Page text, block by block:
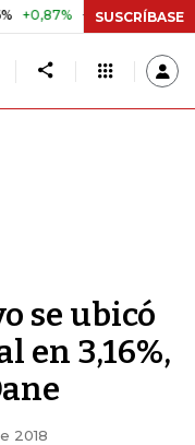
+3,02% DTF
SUSCRÍBASE
se ubicó
en 3,16%,
2018